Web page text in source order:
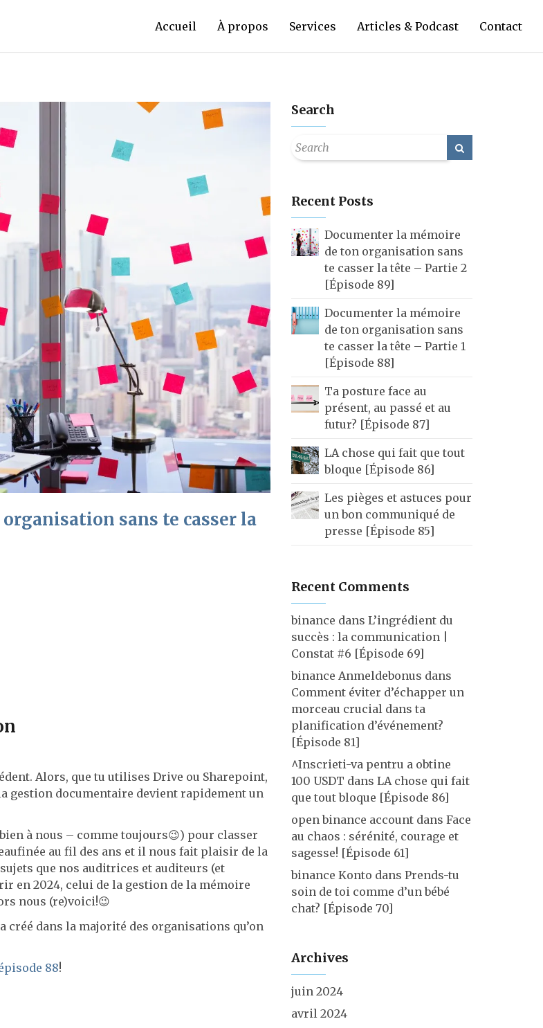
Accueil À propos Services Articles & Podcast Contact
sans te casser la
Alors, que tu utilises Drive ou Sharepoint,
gestion documentaire devient rapidement un
à nous – comme toujours😉) pour classer
au fil des ans et il nous fait plaisir de la
que nos auditrices et auditeurs (et
en 2024, celui de la gestion de la mémoire
nous (re)voici!😉
créé dans la majorité des organisations qu’on
88!
Search
Recent Posts
Documenter la mémoire
de ton organisation sans
te casser la tête – Partie 2
[Épisode 89]
Documenter la mémoire
de ton organisation sans
te casser la tête – Partie 1
[Épisode 88]
Ta posture face au
présent, au passé et au
futur? [Épisode 87]
LA chose qui fait que tout
bloque [Épisode 86]
Les pièges et astuces pour
un bon communiqué de
presse [Épisode 85]
Recent Comments
binance dans L’ingrédient du
succès : la communication |
Constat #6 [Épisode 69]
binance Anmeldebonus dans
Comment éviter d’échapper un
morceau crucial dans ta
planification d’événement?
[Épisode 81]
^Inscrieti-va pentru a obtine
100 USDT dans LA chose qui fait
que tout bloque [Épisode 86]
open binance accountdans Face
au chaos : sérénité, courage et
sagesse! [Épisode 61]
binance Konto dans Prends-tu
soin de toi comme d’un bébé
chat? [Épisode 70]
Archives
juin 2024
avril 2024